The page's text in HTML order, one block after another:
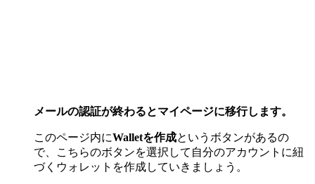
メールの認証が終わるとマイページに移行します。
このページ内にWalletを作成というボタンがあるの
で、こちらのボタンを選択して自分のアカウントに紐
づくウォレットを作成していきましょう。